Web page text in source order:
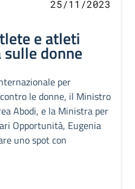
25/11/2023
e atleti
donne
per
le donne, il Ministro
Abodi, e la Ministra per
Opportunità, Eugenia
uno spot con